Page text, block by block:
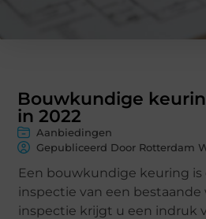
Bouwkundige
in 2022
Aanbiedingen
Gepubliceerd Door Rotterdam
Een bouwkundige keuring is
inspectie van een bestaande
inspectie krijgt u een indruk